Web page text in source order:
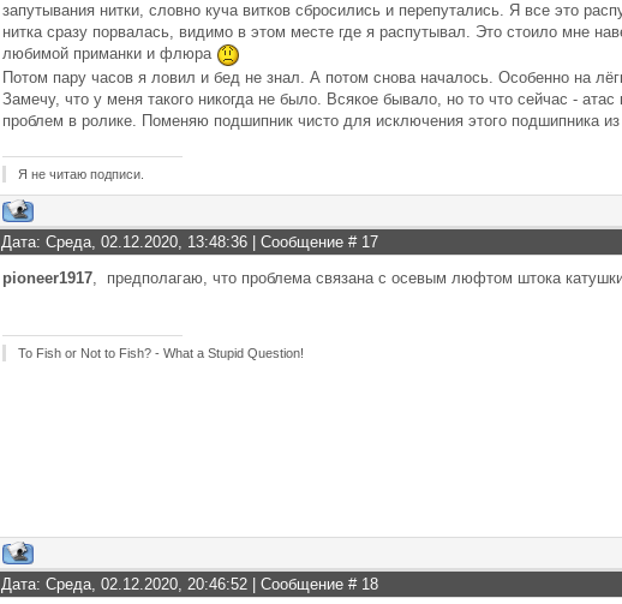
запутывания нитки, словно куча витков сбросились и перепутались. Я все это
нитка сразу порвалась, видимо в этом месте где я распутывал. Это стоило мне
любимой приманки и флюра
Потом пару часов я ловил и бед не знал. А потом снова началось. Особенно на
Замечу, что у меня такого никогда не было. Всякое бывало, но то что сейчас -
проблем в ролике. Поменяю подшипник чисто для исключения этого подшипника
Я не читаю подписи.
Дата: Среда, 02.12.2020, 13:48:36 | Сообщение # 17
pioneer1917, предполагаю, что проблема связана с осевым люфтом штока
To Fish or Not to Fish? - What a Stupid Question!
Дата: Среда, 02.12.2020, 20:46:52 | Сообщение # 18